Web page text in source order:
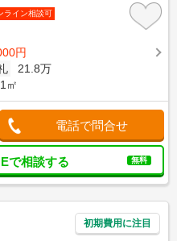
ライン相談可
円
21.8万
㎡
電話で問合せ
で相談する 無料
初期費用に注目